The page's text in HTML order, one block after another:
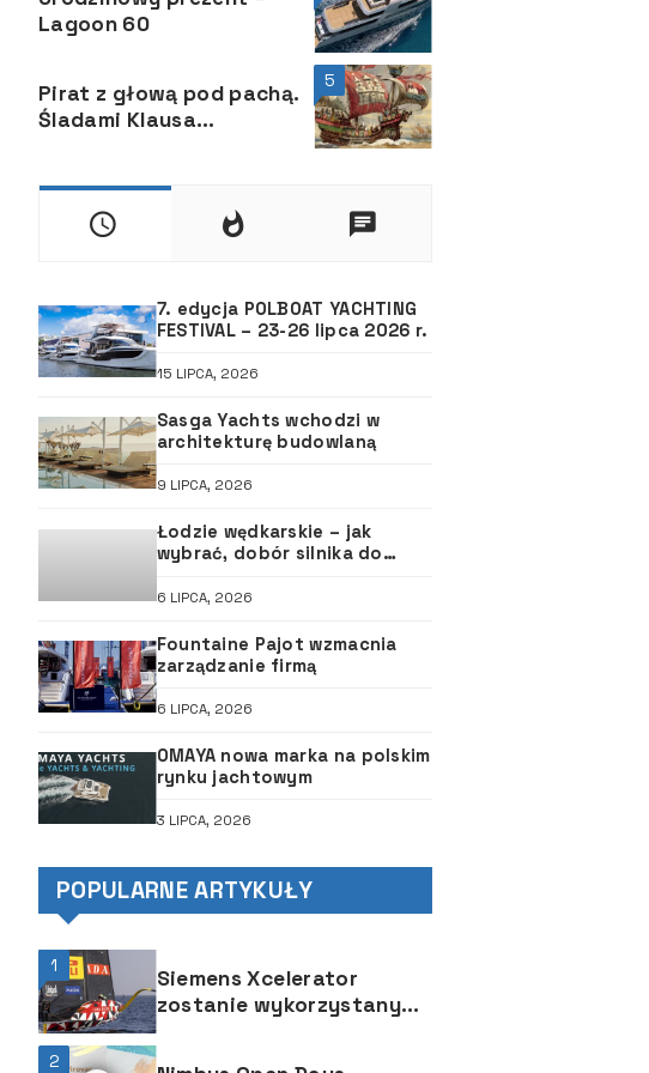
Lagoon 60
5
Pirat z głową pod pachą.
Śladami Klausa
7. edycja POLBOAT YACHTING
FESTIVAL – 23-26 lipca 2026 r.
15 LIPCA, 2026
Sasga Yachts wchodzi w
architekturę budowlaną
9 LIPCA, 2026
Łodzie wędkarskie – jak
wybrać, dobór silnika do
6 LIPCA, 2026
Fountaine Pajot wzmacnia
zarządzanie firmą
6 LIPCA, 2026
OMAYA nowa marka na polskim
rynku jachtowym
3 LIPCA, 2026
POPULARNE ARTYKUŁY
1
Siemens Xcelerator
zostanie wykorzystany
przez Luna Rossa Prada
Pirelli w projektowaniu
2